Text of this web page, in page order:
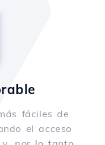
fáciles de
el acceso